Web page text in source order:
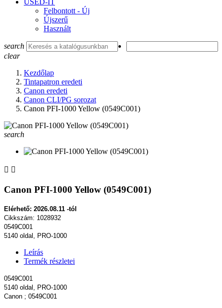
USED-IT
Felbontott - Új
Újszerű
Használt
search
clear
Kezdőlap
Tintapatron eredeti
Canon eredeti
Canon CLI/PG sorozat
Canon PFI-1000 Yellow (0549C001)
search
 
Canon PFI-1000 Yellow (0549C001)
Elérhető: 2026.08.11 -tól
Cikkszám: 1028932
0549C001
5140 oldal, PRO-1000
Leírás
Termék részletei
0549C001
5140 oldal, PRO-1000
Canon ; 0549C001